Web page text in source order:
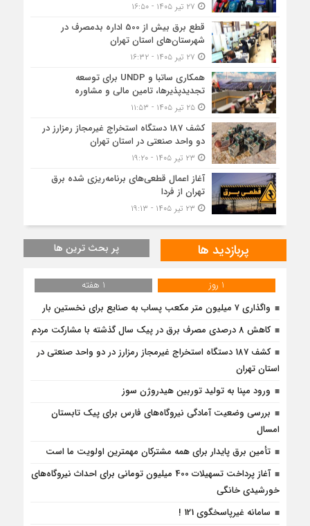
قطع برق بیش از 500 اداره بدمصرف در
شهرستان‌های استان تهران
همکاری ساتبا و UNDP برای توسعه
تجدیدپذیرها، تامین مالی و مشاوره
۲۵ تیر ۱۴۰۵ - ۱۱:۵۳
کشف 187 دستگاه استخراج غیرمجاز رمزارز در
دو واحد صنعتی در استان تهران
آغاز اعمال قطعی‌های برنامه‌ریزی شده برق
تهران از فردا
پربازدید ها پر بحث ترین ها
1 روز
1 هفته
واگذاری ۷ میلیون متر مکعب پساب به صنایع برای نخستین‌ بار
کاهش 8 درصدی مصرف برق در پیک سال گذشته با مشارکت مردم
کشف 187 دستگاه استخراج غیرمجاز رمزارز در دو واحد صنعتی در
استان تهران
ورود مپنا به تولید توربین هیدروژن سوز
بررسی وضعیت آمادگی نیروگاه‌های فارس برای پیک تابستان
امسال
تأمین برق پایدار برای همه مشترکان مهمترین اولویت ما است
آغاز پرداخت تسهیلات 400 میلیون تومانی برای احداث نیروگاه‌های
خورشیدی خانگی
سامانه غیرپاسخگوی 121 !